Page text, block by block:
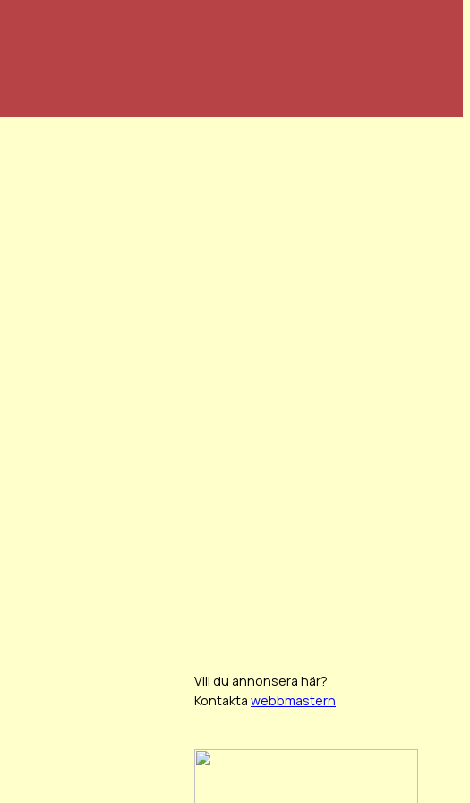
Vill du annonsera här?
Kontakta webbmastern